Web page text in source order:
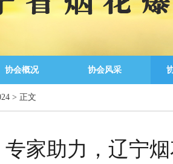
协会概况 协会风采
> 正文
家助力，辽宁